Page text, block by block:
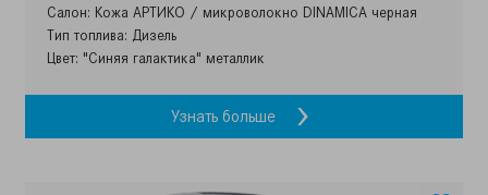
Салон: Кожа АРТИКО / микроволокно DINAMICA черная
Тип топлива: Дизель
Цвет: "Синяя галактика" металлик
Узнать больше